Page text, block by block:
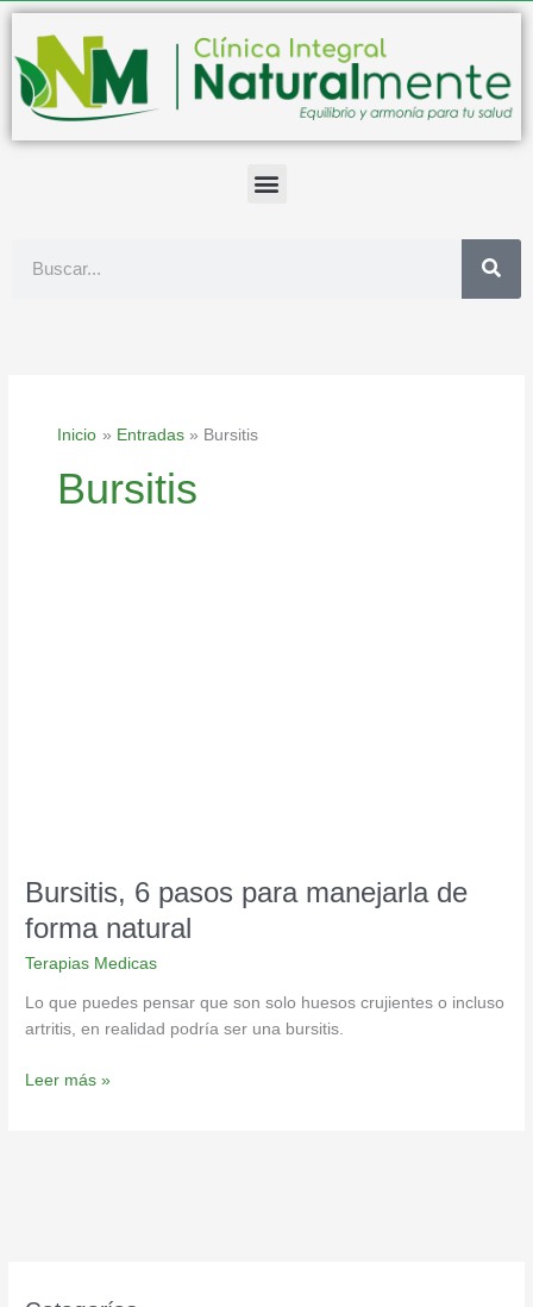
contenido
Inicio Entradas Bursitis
Bursitis
Bursitis, 6 pasos para manejarla de
forma natural
Terapias Medicas
Lo que puedes pensar que son solo huesos crujientes o incluso
artritis, en realidad podría ser una bursitis.
Leer más »